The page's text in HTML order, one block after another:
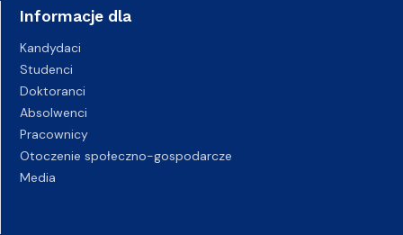
Informacje dla
Kandydaci
Studenci
Doktoranci
Absolwenci
Pracownicy
Otoczenie społeczno-gospodarcze
Media